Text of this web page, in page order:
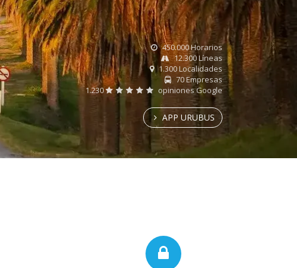
450.000 Horarios
12.300 Líneas
1.300 Localidades
70 Empresas
1.230
opiniones Google
APP URUBUS